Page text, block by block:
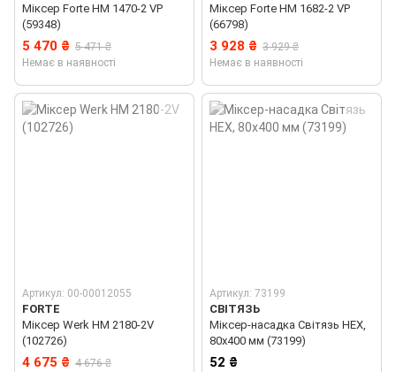
Міксер Forte HM 1470-2 VP
(59348)
5 470 ₴ 5 471 ₴
Немає в наявності
Міксер Forte HM 1682-2 VP
(66798)
3 928 ₴ 3 929 ₴
Немає в наявності
Артикул: 00-00012055
FORTE
Міксер Werk HM 2180-2V
(102726)
4 675 ₴ 4 676 ₴
Артикул: 73199
СВІТЯЗЬ
Міксер-насадка Світязь HEX,
80x400 мм (73199)
52 ₴